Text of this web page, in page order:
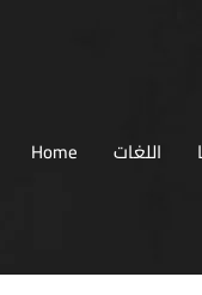
اللغات Home